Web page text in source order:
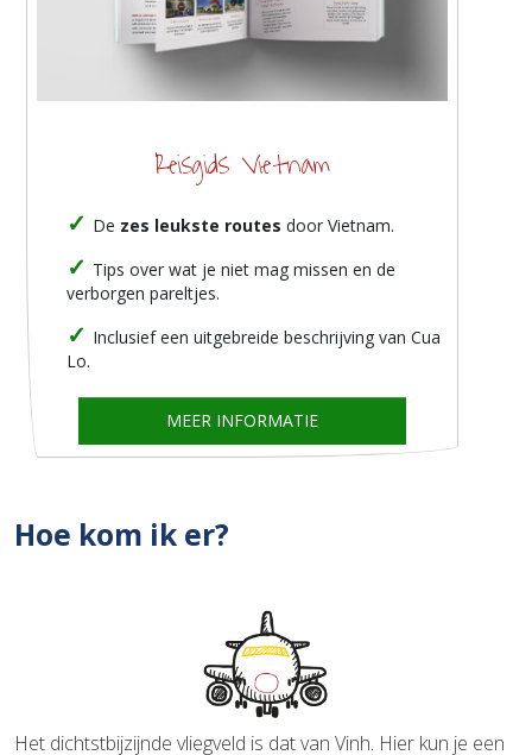
Reisgids Vietnam
De zes leukste routes door Vietnam.
Tips over wat je niet mag missen en de
verborgen pareltjes.
Inclusief een uitgebreide beschrijving van Cua
Lo.
MEER INFORMATIE
Hoe kom ik er?
Het dichtstbijzijnde vliegveld is dat van Vinh. Hier kun je een